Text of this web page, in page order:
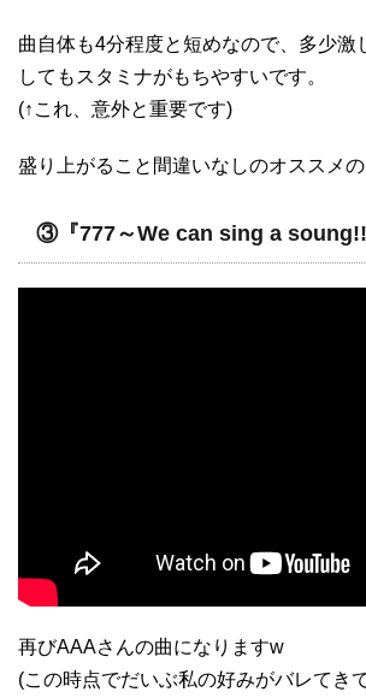
曲自体も4分程度と短めなので、多少激
してもスタミナがもちやすいです。
(↑これ、意外と重要です)
盛り上がること間違いなしのオススメ
③『777～We can sing a
再びAAAさんの曲になりますw
(この時点でだいぶ私の好みがバレてき